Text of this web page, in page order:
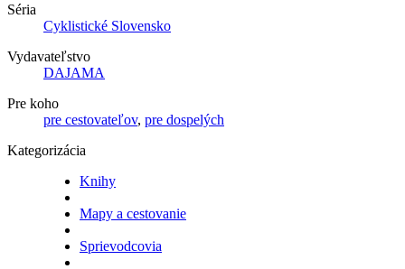
Séria
Cyklistické Slovensko
Vydavateľstvo
DAJAMA
Pre koho
pre cestovateľov, pre dospelých
Kategorizácia
Knihy
Mapy a cestovanie
Sprievodcovia